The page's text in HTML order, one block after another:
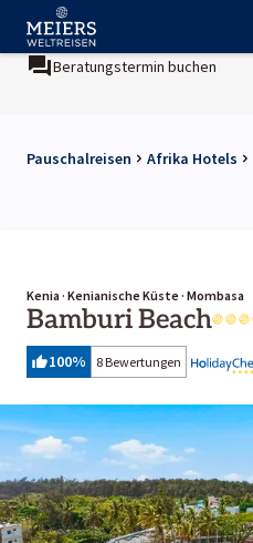
Beratungstermin buchen
Pauschalreisen Afrika Hotels
Kenia · Kenianische Küste · Mombasa
Bamburi Beach
100% 8 Bewertungen